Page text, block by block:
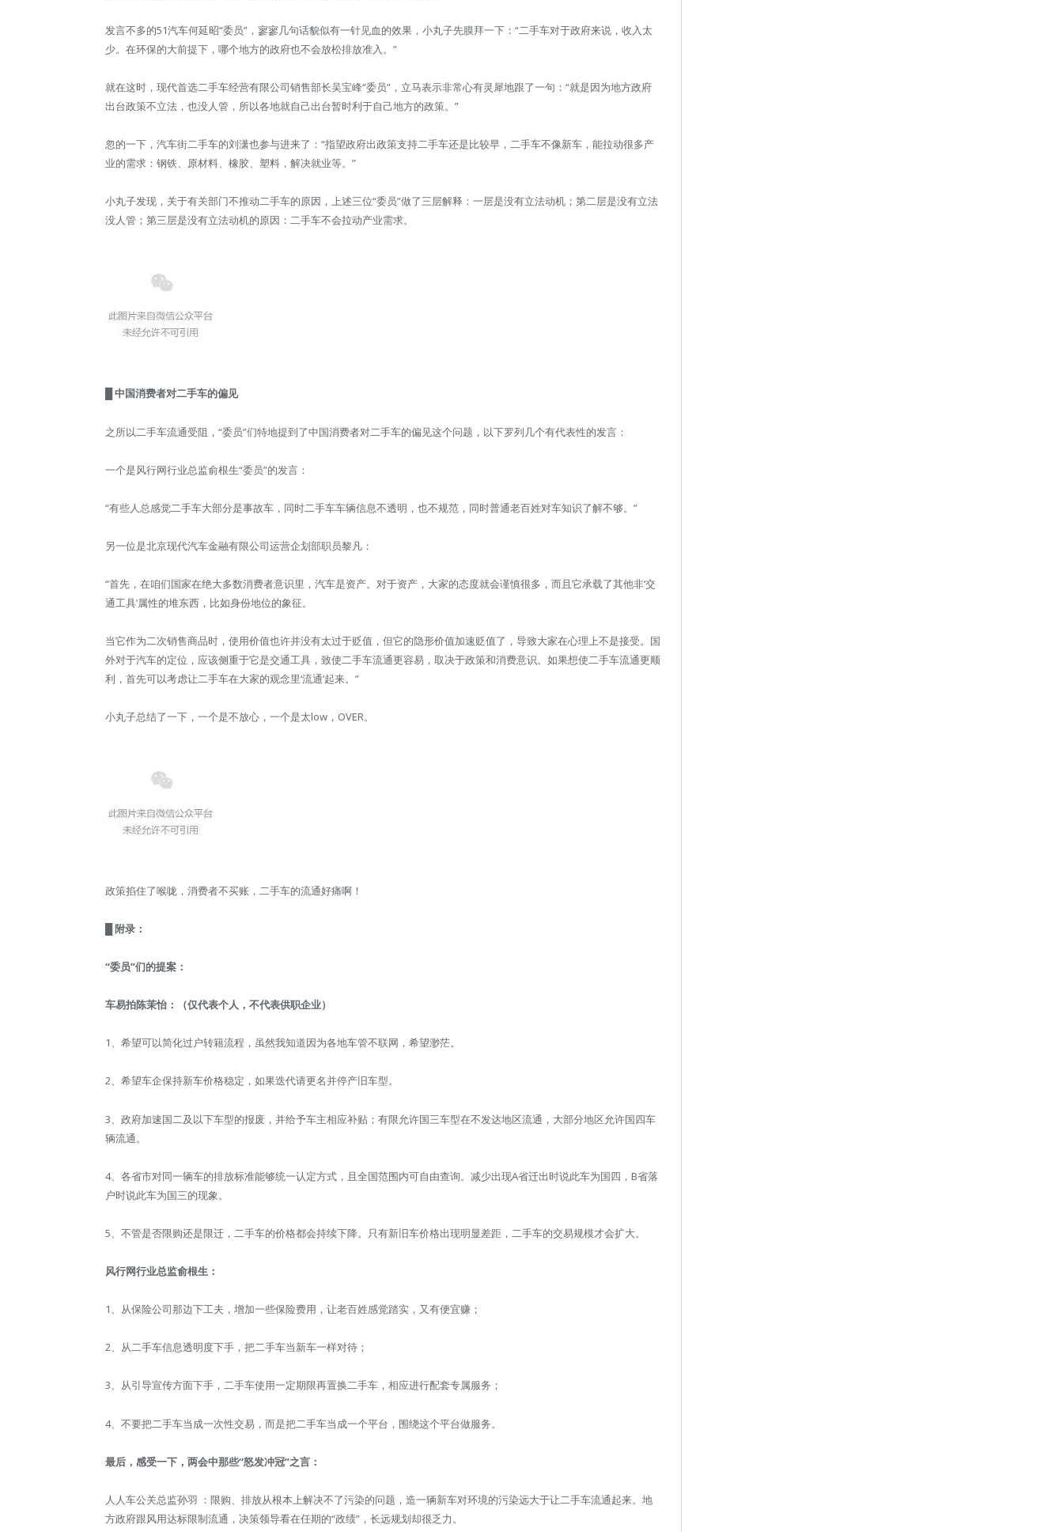
发言不多的51汽车何延昭“委员”，寥寥几句话貌似有一针见血的效果，小丸子先膜拜一下：“二手车对于政府来说，收入太
少。在环保的大前提下，哪个地方的政府也不会放松排放准入。”
就在这时，现代首选二手车经营有限公司销售部长吴宝峰“委员”，立马表示非常心有灵犀地跟了一句：“就是因为地方政府
出台政策不立法，也没人管，所以各地就自己出台暂时利于自己地方的政策。”
忽的一下，汽车街二手车的刘潇也参与进来了：“指望政府出政策支持二手车还是比较早，二手车不像新车，能拉动很多产
业的需求：钢铁、原材料、橡胶、塑料，解决就业等。”
小丸子发现，关于有关部门不推动二手车的原因，上述三位“委员”做了三层解释：一层是没有立法动机；第二层是没有立法
没人管；第三层是没有立法动机的原因：二手车不会拉动产业需求。
█ 中国消费者对二手车的偏见
之所以二手车流通受阻，“委员”们特地提到了中国消费者对二手车的偏见这个问题，以下罗列几个有代表性的发言：
一个是风行网行业总监俞根生“委员”的发言：
“有些人总感觉二手车大部分是事故车，同时二手车车辆信息不透明，也不规范，同时普通老百姓对车知识了解不够。”
另一位是北京现代汽车金融有限公司运营企划部职员黎凡：
“首先，在咱们国家在绝大多数消费者意识里，汽车是资产。对于资产，大家的态度就会谨慎很多，而且它承载了其他非‘交
通工具’属性的堆东西，比如身份地位的象征。
当它作为二次销售商品时，使用价值也许并没有太过于贬值，但它的隐形价值加速贬值了，导致大家在心理上不是接受。国
外对于汽车的定位，应该侧重于它是交通工具，致使二手车流通更容易，取决于政策和消费意识。如果想使二手车流通更顺
利，首先可以考虑让二手车在大家的观念里‘流通’起来。”
小丸子总结了一下，一个是不放心，一个是太low，OVER。
政策掐住了喉咙，消费者不买账，二手车的流通好痛啊！
█ 附录：
“委员”们的提案：
车易拍陈茉怡：（仅代表个人，不代表供职企业）
1、希望可以简化过户转籍流程，虽然我知道因为各地车管不联网，希望渺茫。
2、希望车企保持新车价格稳定，如果迭代请更名并停产旧车型。
3、政府加速国二及以下车型的报废，并给予车主相应补贴；有限允许国三车型在不发达地区流通，大部分地区允许国四车
辆流通。
4、各省市对同一辆车的排放标准能够统一认定方式，且全国范围内可自由查询。减少出现A省迁出时说此车为国四，B省落
户时说此车为国三的现象。
5、不管是否限购还是限迁，二手车的价格都会持续下降。只有新旧车价格出现明显差距，二手车的交易规模才会扩大。
风行网行业总监俞根生：
1、从保险公司那边下工夫，增加一些保险费用，让老百姓感觉踏实，又有便宜赚；
2、从二手车信息透明度下手，把二手车当新车一样对待；
3、从引导宣传方面下手，二手车使用一定期限再置换二手车，相应进行配套专属服务；
4、不要把二手车当成一次性交易，而是把二手车当成一个平台，围绕这个平台做服务。
最后，感受一下，两会中那些“怒发冲冠”之言：
人人车公关总监孙羽 ：限购、排放从根本上解决不了污染的问题，造一辆新车对环境的污染远大于让二手车流通起来。地
方政府跟风用达标限制流通，决策领导看在任期的“政绩”，长远规划却很乏力。